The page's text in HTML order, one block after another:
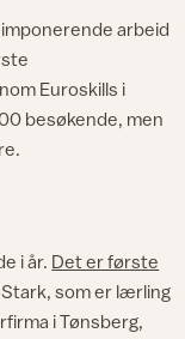
arbeid
Euroskills i
besøkende, men
i år. Det er første
Stark, som er lærling
i Tønsberg,